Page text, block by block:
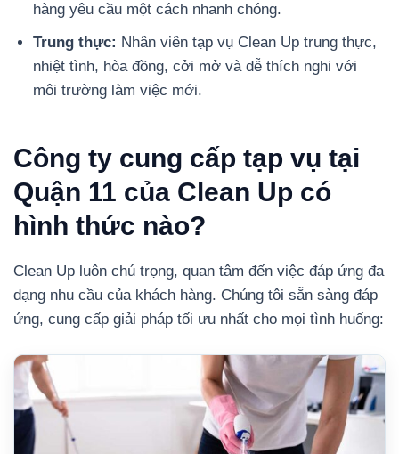
hàng yêu cầu một cách nhanh chóng.
Trung thực: Nhân viên tạp vụ Clean Up trung thực,
nhiệt tình, hòa đồng, cởi mở và dễ thích nghi với
môi trường làm việc mới.
Công ty cung cấp tạp vụ tại
Quận 11 của Clean Up có
hình thức nào?
Clean Up luôn chú trọng, quan tâm đến việc đáp ứng đa
dạng nhu cầu của khách hàng. Chúng tôi sẵn sàng đáp
ứng, cung cấp giải pháp tối ưu nhất cho mọi tình huống: